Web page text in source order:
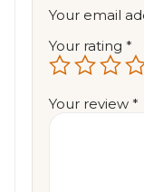
Your email
Your rating *
Your review *